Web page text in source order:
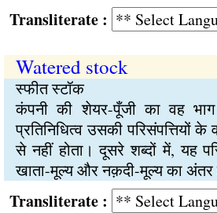
:
Watered stock
स्फीत स्टॉक
कंपनी की शेयर-पूँजी का वह भाग
प्रतिनिधित्व उसकी परिसंपत्तियों के
से नहीं होता। दूसरे शब्दों में, यह
खाता-मूल्य और नक़दी-मूल्य का अंतर
: